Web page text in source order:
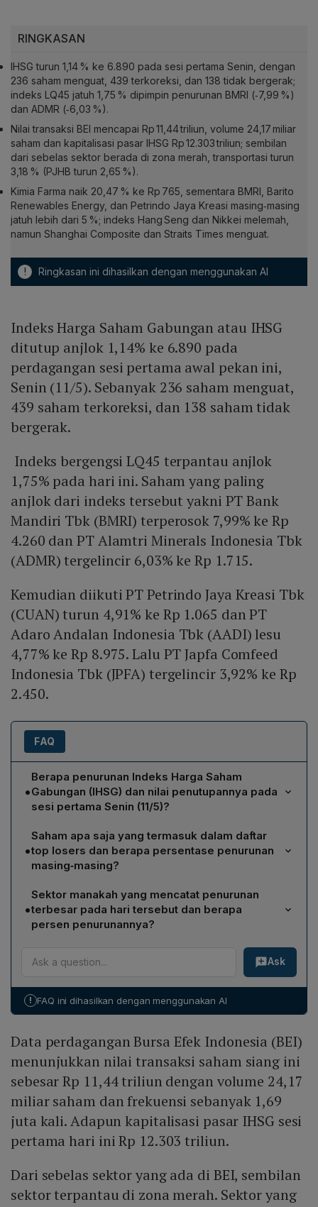
RINGKASAN
IHSG turun 1,14 % ke 6.890 pada sesi pertama Senin, dengan
236 saham menguat, 439 terkoreksi, dan 138 tidak bergerak;
indeks LQ45 jatuh 1,75 % dipimpin penurunan BMRI (‑7,99 %)
dan ADMR (‑6,03 %).
Nilai transaksi BEI mencapai Rp 11,44 triliun, volume 24,17 miliar
saham dan kapitalisasi pasar IHSG Rp 12.303 triliun; sembilan
dari sebelas sektor berada di zona merah, transportasi turun
3,18 % (PJHB turun 2,65 %).
Kimia Farma naik 20,47 % ke Rp 765, sementara BMRI, Barito
Renewables Energy, dan Petrindo Jaya Kreasi masing‑masing
jatuh lebih dari 5 %; indeks Hang Seng dan Nikkei melemah,
namun Shanghai Composite dan Straits Times menguat.
! Ringkasan ini dihasilkan dengan menggunakan AI
Indeks Harga Saham Gabungan atau IHSG
ditutup anjlok 1,14% ke 6.890 pada
perdagangan sesi pertama awal pekan ini,
Senin (11/5). Sebanyak 236 saham menguat,
439 saham terkoreksi, dan 138 saham tidak
bergerak.
Indeks bergengsi LQ45 terpantau anjlok
1,75% pada hari ini. Saham yang paling
anjlok dari indeks tersebut yakni PT Bank
Mandiri Tbk (BMRI) terperosok 7,99% ke Rp
4.260 dan PT Alamtri Minerals Indonesia Tbk
(ADMR) tergelincir 6,03% ke Rp 1.715.
Kemudian diikuti PT Petrindo Jaya Kreasi Tbk
(CUAN) turun 4,91% ke Rp 1.065 dan PT
Adaro Andalan Indonesia Tbk (AADI) lesu
4,77% ke Rp 8.975. Lalu PT Japfa Comfeed
Indonesia Tbk (JPFA) tergelincir 3,92% ke Rp
2.450.
FAQ
•
Berapa penurunan Indeks Harga Saham
Gabungan (IHSG) dan nilai penutupannya pada
sesi pertama Senin (11/5)?
IHSG anjlok 1,14% dan ditutup pada level 6.890 pada
perdagangan sesi pertama Senin, 11 Mei.
•
Saham apa saja yang termasuk dalam daftar
top losers dan berapa persentase penurunan
masing‑masing?
Top losers meliputi PT Bank Mandiri Tbk (BMRI) turun
7,99% ke Rp 4.260, PT Barito Renewables Energy Tbk
(BREN) turun 5,12% ke Rp 3.890, serta PT Petrindo
Jaya Kreasi Tbk (CUAN) turun 4,91% ke Rp 1.065.
•
Sektor manakah yang mencatat penurunan
terbesar pada hari tersebut dan berapa
persen penurunannya?
Sektor transportasi mencatat penurunan terbesar,
dengan penurunan sebesar 3,18% pada hari itu.
Ask
! FAQ ini dihasilkan dengan menggunakan AI
Data perdagangan Bursa Efek Indonesia (BEI)
menunjukkan nilai transaksi saham siang ini
sebesar Rp 11,44 triliun dengan volume 24,17
miliar saham dan frekuensi sebanyak 1,69
juta kali. Adapun kapitalisasi pasar IHSG sesi
pertama hari ini Rp 12.303 triliun.
Dari sebelas sektor yang ada di BEI, sembilan
sektor terpantau di zona merah. Sektor yang